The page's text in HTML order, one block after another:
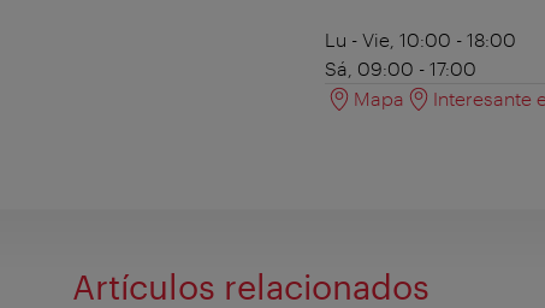
Lu - Vie, 10:00 - 18:00
Sá, 09:00 - 17:00
Mapa
Interesante
Artículos relacionados